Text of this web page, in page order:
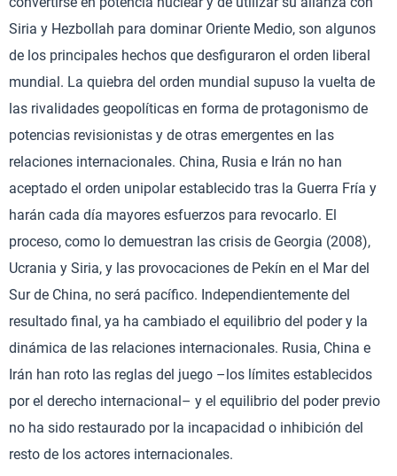
Siria y Hezbollah para dominar Oriente Medio, son algunos
de los principales hechos que desfiguraron el orden liberal
mundial. La quiebra del orden mundial supuso la vuelta de
las rivalidades geopolíticas en forma de protagonismo de
potencias revisionistas y de otras emergentes en las
relaciones internacionales. China, Rusia e Irán no han
aceptado el orden unipolar establecido tras la Guerra Fría y
harán cada día mayores esfuerzos para revocarlo. El
proceso, como lo demuestran las crisis de Georgia (2008),
Ucrania y Siria, y las provocaciones de Pekín en el Mar del
Sur de China, no será pacífico. Independientemente del
resultado final, ya ha cambiado el equilibrio del poder y la
dinámica de las relaciones internacionales. Rusia, China e
Irán han roto las reglas del juego –los límites establecidos
por el derecho internacional– y el equilibrio del poder previo
no ha sido restaurado por la incapacidad o inhibición del
resto de los actores internacionales.